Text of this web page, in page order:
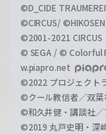
©D_CIDE
©CIRCUS/ ©HIKOSEN
©2001-2021 CIRCUS
© SEGA / © Colorful
w.piapro.net
©2022 プロジェクト
©クール教信者／双葉
©和久井健・講談社／
©2019 丸戸史明・深